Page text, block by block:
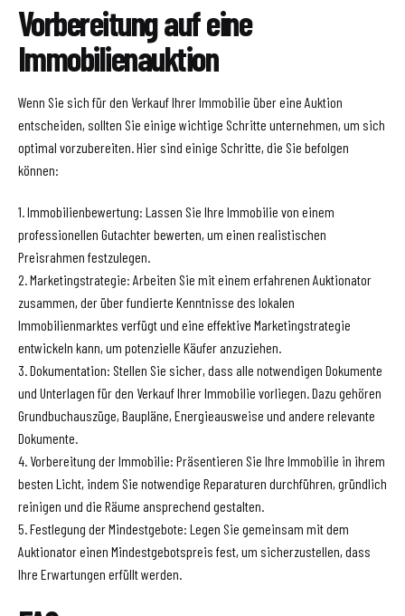
Vorbereitung auf eine
Immobilienauktion
Wenn Sie sich für den Verkauf Ihrer Immobilie über eine Auktion
entscheiden, sollten Sie einige wichtige Schritte unternehmen, um sich
optimal vorzubereiten. Hier sind einige Schritte, die Sie befolgen
können:
1. Immobilienbewertung: Lassen Sie Ihre Immobilie von einem
professionellen Gutachter bewerten, um einen realistischen
Preisrahmen festzulegen.
2. Marketingstrategie: Arbeiten Sie mit einem erfahrenen Auktionator
zusammen, der über fundierte Kenntnisse des lokalen
Immobilienmarktes verfügt und eine effektive Marketingstrategie
entwickeln kann, um potenzielle Käufer anzuziehen.
3. Dokumentation: Stellen Sie sicher, dass alle notwendigen Dokumente
und Unterlagen für den Verkauf Ihrer Immobilie vorliegen. Dazu gehören
Grundbuchauszüge, Baupläne, Energieausweise und andere relevante
Dokumente.
4. Vorbereitung der Immobilie: Präsentieren Sie Ihre Immobilie in ihrem
besten Licht, indem Sie notwendige Reparaturen durchführen, gründlich
reinigen und die Räume ansprechend gestalten.
5. Festlegung der Mindestgebote: Legen Sie gemeinsam mit dem
Auktionator einen Mindestgebotspreis fest, um sicherzustellen, dass
Ihre Erwartungen erfüllt werden.